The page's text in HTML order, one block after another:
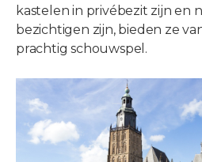
kastelen in privébezit zijn en
bezichtigen zijn, bieden ze
prachtig schouwspel.